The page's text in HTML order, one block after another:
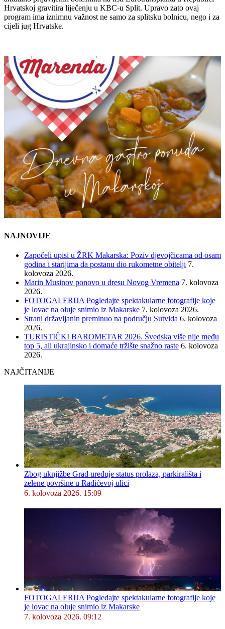
Hrvatskoj gravitira liječenju u KBC-u Split. Upravo zato ovaj
program ima iznimnu važnost ne samo za splitsku bolnicu, nego i za
cijeli jug Hrvatske.
NAJNOVIJE
Započeli upisi u ŽRK Makarska: Poziv djevojčicama od osam
godina i starijima da postanu dio rukometne obitelji 7.
kolovoza 2026.
Marin Musinov ponovo u dresu Novog Vremena 7. kolovoza
2026.
FOTOGALERIJA Pogledajte spektakularne fotografije koje
je lovac na oluje snimio iz Makarske 7. kolovoza 2026.
Strani državljanin preminuo na području Sutvida 6. kolovoza
2026.
TURISTIČKI BAROMETAR 2026. Švedska više nije među
top 5, ali ukrajinsko i domaće tržište snažno raste 6. kolovoza
2026.
NAJČITANIJE
Zbog uknjižbe Grad uređuje status prolaza, parkirališta i
zelene površine u Radićevoj ulici
6. kolovoza 2026. 15:09
FOTOGALERIJA Pogledajte spektakularne fotografije koje
je lovac na oluje snimio iz Makarske
7. kolovoza 2026. 09:12